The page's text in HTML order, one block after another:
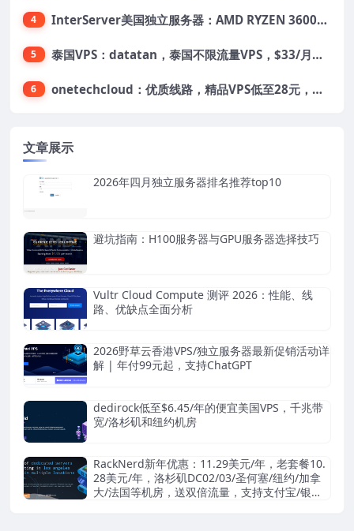
4 InterServer美国独立服务器：AMD RYZEN 3600X处理器，75美元/月，送40美元
5 泰国VPS：datatan，泰国不限流量VPS，$33/月，4G内存/3核/60gSSD
6 onetechcloud：优质线路，精品VPS低至28元，美国三网原生CN2 GIA（高防可选）、香港CN2、韩国CN2
文章展示
2026年四月独立服务器排名推荐top10
避坑指南：H100服务器与GPU服务器选择技巧
Vultr Cloud Compute 测评 2026：性能、线
路、优缺点全面分析
2026野草云香港VPS/独立服务器最新促销活动详
解 | 年付99元起，支持ChatGPT
dedirock低至$6.45/年的便宜美国VPS，千兆带
宽/洛杉矶和纽约机房
RackNerd新年优惠：11.29美元/年，老套餐10.
28美元/年，洛杉矶DC02/03/圣何塞/纽约/加拿
大/法国等机房，送双倍流量，支持支付宝/银联